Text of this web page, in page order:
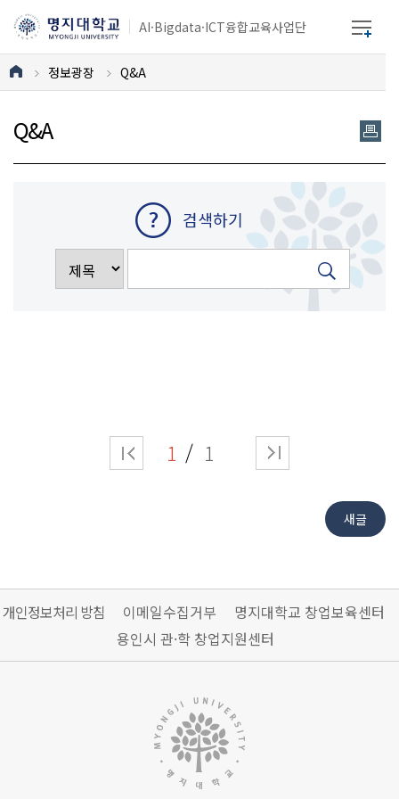
AI·Bigdata·ICT융합교육사업단
정보광장 Q&A
Q&A
검색하기
1 1
개인정보처리 방침 이메일수집거부
명지대학교 창업보육센터
용인시 관·학 창업지원센터